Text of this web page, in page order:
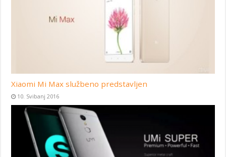
Xiaomi Mi Max službeno predstavljen
10. Svibanj 2016